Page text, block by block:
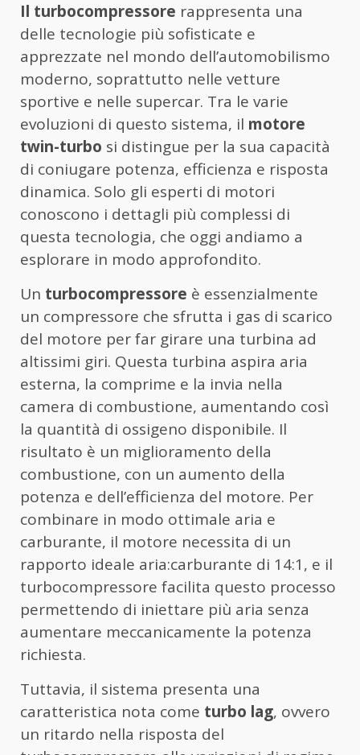
Il turbocompressore rappresenta una
delle tecnologie più sofisticate e
apprezzate nel mondo dell’automobilismo
moderno, soprattutto nelle vetture
sportive e nelle supercar. Tra le varie
evoluzioni di questo sistema, il motore
twin-turbo si distingue per la sua capacità
di coniugare potenza, efficienza e risposta
dinamica. Solo gli esperti di motori
conoscono i dettagli più complessi di
questa tecnologia, che oggi andiamo a
esplorare in modo approfondito.
Un turbocompressore è essenzialmente
un compressore che sfrutta i gas di scarico
del motore per far girare una turbina ad
altissimi giri. Questa turbina aspira aria
esterna, la comprime e la invia nella
camera di combustione, aumentando così
la quantità di ossigeno disponibile. Il
risultato è un miglioramento della
combustione, con un aumento della
potenza e dell’efficienza del motore. Per
combinare in modo ottimale aria e
carburante, il motore necessita di un
rapporto ideale aria:carburante di 14:1, e il
turbocompressore facilita questo processo
permettendo di iniettare più aria senza
aumentare meccanicamente la potenza
richiesta.
Tuttavia, il sistema presenta una
caratteristica nota come turbo lag, ovvero
un ritardo nella risposta del